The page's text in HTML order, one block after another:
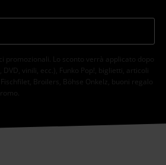
Lo sconto verrà applicato dopo
vinili, ecc.), Funko Pop!, biglietti, articoli
Broilers, Böhse Onkelz, buoni regalo